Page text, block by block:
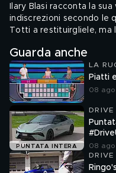
Ilary Blasi racconta la
indiscrezioni secondo le
Totti a restituirgliele, ma
Guarda anche
LA
Piatti
08 ago
PUNTATA INTERA
DRIVE
08 ago
DRIVE